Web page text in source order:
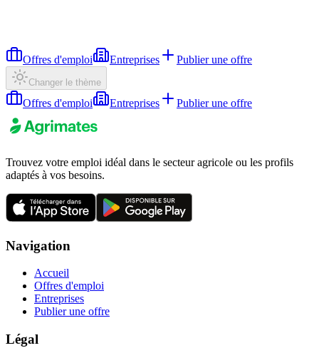
Offres d'emploi Entreprises Publier une offre
Changer le thème
Offres d'emploi Entreprises Publier une offre
Trouvez votre emploi idéal dans le secteur agricole ou les profils
adaptés à vos besoins.
Navigation
Accueil
Offres d'emploi
Entreprises
Publier une offre
Légal